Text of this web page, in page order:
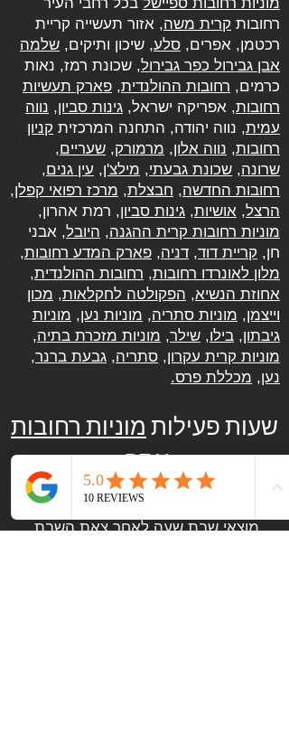
רחובות קרית משה, אזור תעשייה קריית
רכטמן, אפרים, סלע, שיכון ותיקים, שלמה
אבן גבירול כפר גבירול, שכונת רמז, נאות
כרמים, רחובות ההולנדית, פארק תעשיות
רחובות, אפריקה ישראל, גינות סביון, נווה
עמית, נווה יהודה, התחנה המרכזית קניון
רחובות, נווה אלון, מרמורק, שעריים,
שרונה, שכונת גבעתי, מילצ'ן, עין גנים,
רחובות החדשה, חבצלת, מרכז רפואי קפלן,
הרצל, אושיות, גינות סביון, רמת אהרון,
מוניות רחובות קרית ההגנה, היובל, אבני
חן, קריית דוד, דניה, פארק המדע רחובות,
מלון לאונרדו רחובות, רחובות ההולנדית,
אחוזת הנשיא, הפקולטה לחקלאות, מכון
וייצמן, מוניות סתריה, מוניות נען, מוניות
גיבתון, בילו, שילר, מוניות מזכרת בתיה,
מוניות קרית עקרון, סתריה, גבעת ברנר,
נען, מכללת פרס.
שעות פעילות מוניות רחובות
אסף
יום ראשון עד חמישי 24 שעות
יום שישי עד שעה לפני כניסת שבת
מוצאי שבת שעה לאחר צאת השבת.